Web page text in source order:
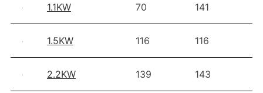
1.1KW 70 141
1.5KW 116 116
2.2KW 139 143